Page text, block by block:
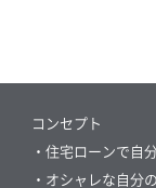
コンセプト
・住宅ローンで自
・オシャレな自分